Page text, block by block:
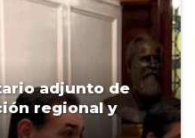
adjunto de
regional y